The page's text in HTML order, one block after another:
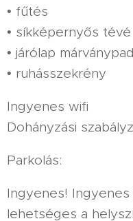
• fűtés
• síkképernyős tévé
• járólap
• ruhásszekrény
Ingyenes wifi
Dohányzási
Parkolás:
Ingyenes! Ingyenes
lehetséges a